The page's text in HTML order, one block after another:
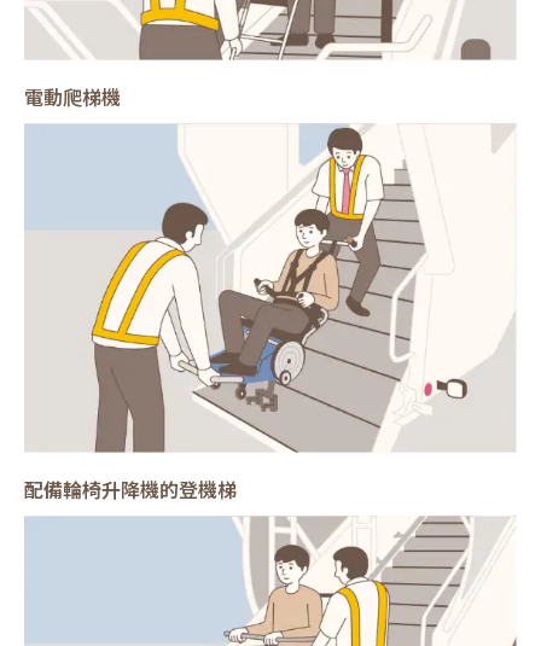
電動爬梯機
配備輪椅升降機的登機梯